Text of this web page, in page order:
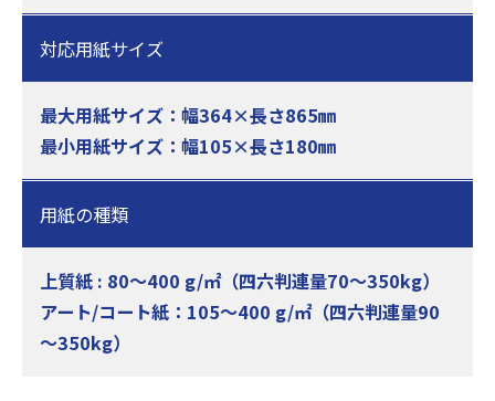
対応用紙サイズ
最大用紙サイズ：幅364×長さ865㎜
最小用紙サイズ：幅105×長さ180㎜
用紙の種類
上質紙 : 80～400 g/㎡（四六判連量70～350kg）
アート/コート紙：105～400 g/㎡（四六判連量90
～350kg）